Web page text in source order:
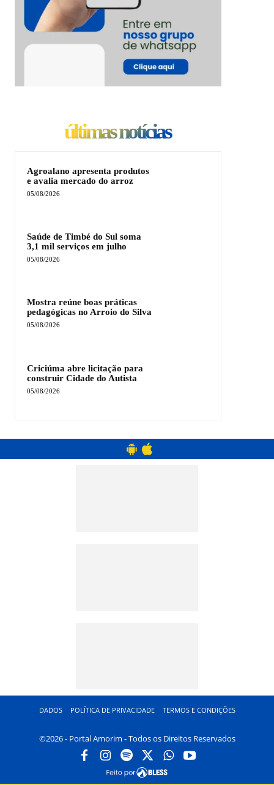
últimas notícias
Agroalano apresenta produtos
e avalia mercado do arroz
05/08/2026
Saúde de Timbé do Sul soma
3,1 mil serviços em julho
05/08/2026
Mostra reúne boas práticas
pedagógicas no Arroio do Silva
05/08/2026
Criciúma abre licitação para
construir Cidade do Autista
05/08/2026
DADOS POLÍTICA DE PRIVACIDADE TERMOS E CONDIÇÕES
©2026 - Portal Amorim - Todos os Direitos Reservados